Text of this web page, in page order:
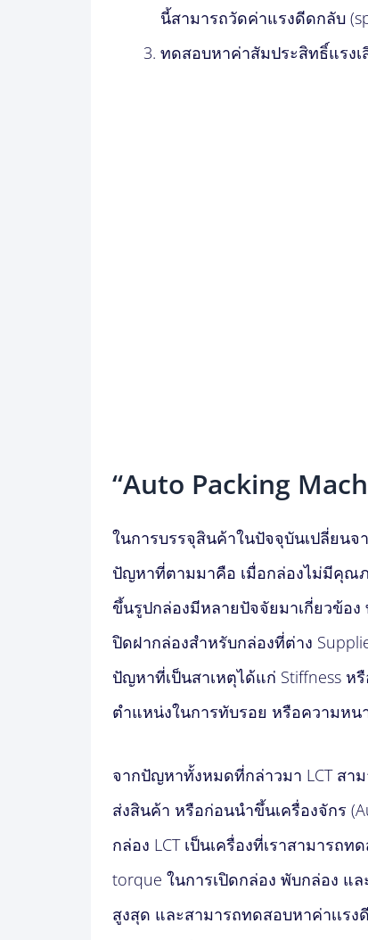
นี้สามารถวัดค่าแรงดีดกลับ
ทดสอบหาค่าสัมประสิทธิ์แรง
“Auto Packing
ในการบรรจุสินค้าในปัจจุบันเปลี่ยนจ
ปัญหาที่ตามมาคือ เมื่อกล่องไม่มีคุณภ
ขึ้นรูปกล่องมีหลายปัจจัยมาเกี่ยวข้อง
ปิดฝากล่องสำหรับกล่องที่ต่าง
ปัญหาที่เป็นสาเหตุได้แก่ Stiffness
ตำแหน่งในการทับรอย หรือความหน
จากปัญหาทั้งหมดที่กล่าวมา LCT ส
ส่งสินค้า หรือก่อนนำขึ้นเครื่องจักร
กล่อง LCT เป็นเครื่องที่เราสามารถ
torque ในการเปิดกล่อง พับกล่อง แ
สูงสุด และสามารถทดสอบหาค่าเเร